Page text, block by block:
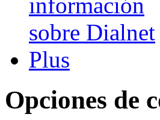
Opciones de